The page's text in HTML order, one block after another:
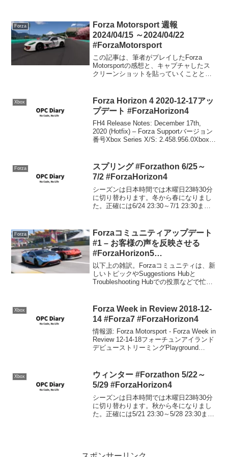
Forza
Forza Motorsport 週報
2024/04/15 ～2024/04/22
#ForzaMotorsport
この記事は、筆者がプレイしたForza
Motorsportの感想と、キャプチャしたス
クリーンショットを貼っていくことと、
5のForzathon記事と同...
Xbox
Forza Horizon 4 2020-12-17アッ
プデート #ForzaHorizon4
FH4 Release Notes: December 17th,
2020 (Hotfix) – Forza Supportバージョン
番号Xbox Series X/S: 2.458.956.0Xbox
Forza
スプリング #Forzathon 6/25～
7/2 #ForzaHorizon4
シーズンは日本時間では木曜日23時30分
に切り替わります。冬から春になりまし
た。正確には6/24 23:30～7/1 23:30ま
ード50% ...
Forza
Forzaコミュニティアップデート
#1 – お客様の声を反映させる
#ForzaHorizon5
#ForzaMotorsport
以下上の雑訳。Forzaコミュニティは、新
しいトピックやSuggestions Hubと
Troubleshooting Hubでの投票などで忙し
ドバックをどのよう...
Xbox
Forza Week in Review 2018-12-
14 #Forza7 #ForzaHorizon4
情報源: Forza Motorsport - Forza Week in
Review 12-14-18フォーチュンアイランド
デビューストリーミングPlayground
Xbox
ウィンター #Forzathon 5/22～
5/29 #ForzaHorizon4
シーズンは日本時間では木曜日23時30分
に切り替わります。秋から冬になりまし
た。正確には5/21 23:30～5/28 23:30ま